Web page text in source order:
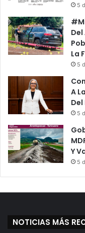
5
La
5
A
Del
5
Y
5
NOTICIAS MÁS